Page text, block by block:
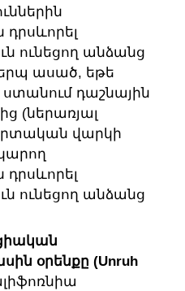
ունեցող անձանց
ասած, եթե
դաշնային
(ներառյալ
վարկի
ունեցող անձանց
օրենքը (Unruh